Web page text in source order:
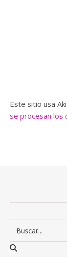
Este sitio usa
se procesan los